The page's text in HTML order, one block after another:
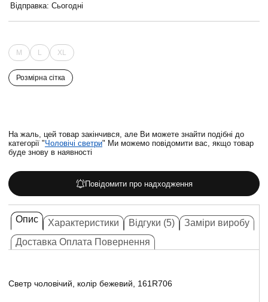
Відправка: Сьогодні
M L XL
Розмірна сітка
На жаль, цей товар закінчився, але Ви можете знайти подібні до
категорії "Чоловічі светри" Ми можемо повідомити вас, якщо товар
буде знову в наявності
Повідомити про надходження
Опис Характеристики Відгуки (5)
Заміри виробу
Доставка Оплата Повернення
Светр чоловічий, колір бежевий, 161R706